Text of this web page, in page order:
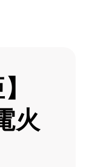
火